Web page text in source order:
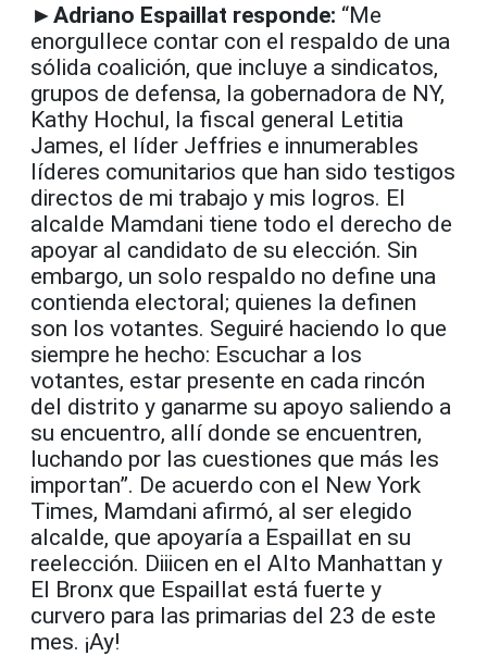
►Adriano Espaillat responde: “Me
enorgullece contar con el respaldo de una
sólida coalición, que incluye a sindicatos,
grupos de defensa, la gobernadora de NY,
Kathy Hochul, la fiscal general Letitia
James, el líder Jeffries e innumerables
líderes comunitarios que han sido testigos
directos de mi trabajo y mis logros. El
alcalde Mamdani tiene todo el derecho de
apoyar al candidato de su elección. Sin
embargo, un solo respaldo no define una
contienda electoral; quienes la definen
son los votantes. Seguiré haciendo lo que
siempre he hecho: Escuchar a los
votantes, estar presente en cada rincón
del distrito y ganarme su apoyo saliendo a
su encuentro, allí donde se encuentren,
luchando por las cuestiones que más les
importan”. De acuerdo con el New York
Times, Mamdani afirmó, al ser elegido
alcalde, que apoyaría a Espaillat en su
reelección. Diiicen en el Alto Manhattan y
El Bronx que Espaillat está fuerte y
curvero para las primarias del 23 de este
mes. ¡Ay!